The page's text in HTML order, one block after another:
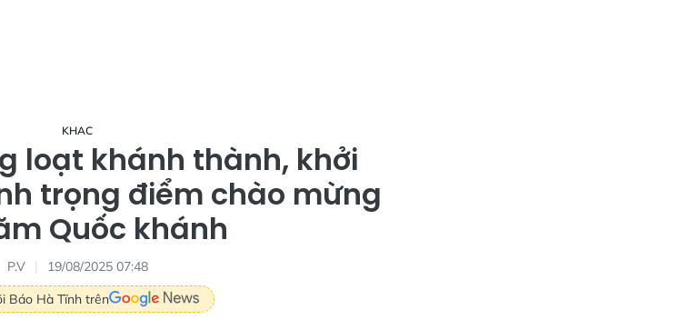
KHAC
loạt khánh thành, khởi
trọng điểm chào mừng
Quốc khánh
P.V
19/08/2025 07:48
Báo Hà Tĩnh trên